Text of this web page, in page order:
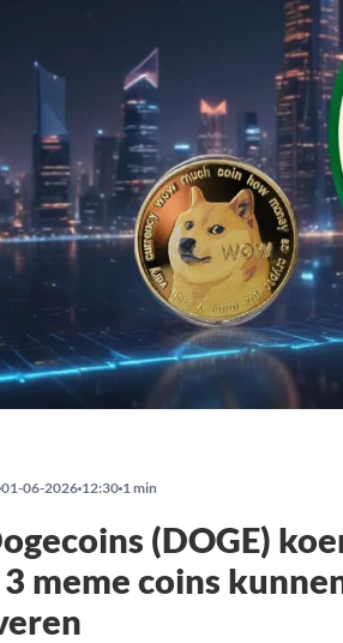
01-06-2026 12:30 1 min
(DOGE)
meme coins